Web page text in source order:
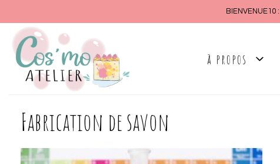
contenu
à propos
Fabrication de savon